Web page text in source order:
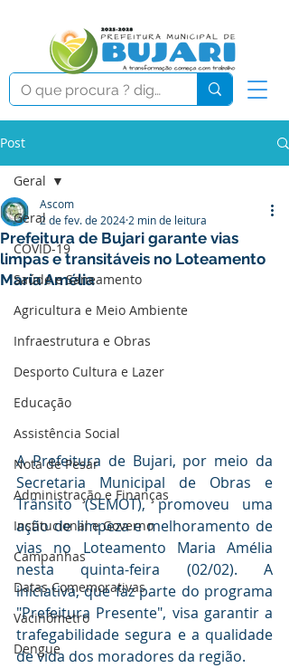
Post
Geral
COVID-19
Saúde e Saneamento
Agricultura e Meio Ambiente
Infraestrutura e Obras
Desporto Cultura e Lazer
Educação
Assistência Social
Nota de Pesar
Administração e Finanças
Institucional e Governo
Campanhas
Datas Comemorativas
Vacinômetro
Dengue
Geral
Prefeitura de Bujari garante vias
limpas e transitáveis no Loteamento
Maria Amélia
Ascom
2 de fev. de 2024 2 min de leitura
A Prefeitura de Bujari, por meio da
Secretaria Municipal de Obras e
Trânsito (SEMOT), promoveu uma
ação de limpeza e melhoramento de
vias no Loteamento Maria Amélia
nesta quinta-feira (02/02). A
iniciativa, que faz parte do programa
"Prefeitura Presente", visa garantir a
trafegabilidade segura e a qualidade
de vida dos moradores da região.